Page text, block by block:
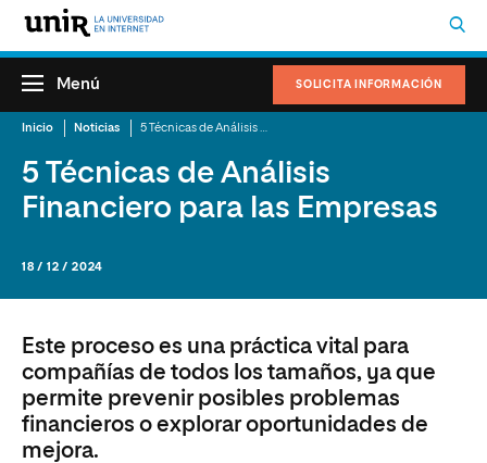
SOLICITA INFORMACIÓN
Menú
Inicio Noticias
5 Técnicas de Análisis
Financiero para las Empresas
18 / 12 / 2024
Este proceso es una práctica vital para
compañías de todos los tamaños, ya que
permite prevenir posibles problemas
financieros o explorar oportunidades de
mejora.